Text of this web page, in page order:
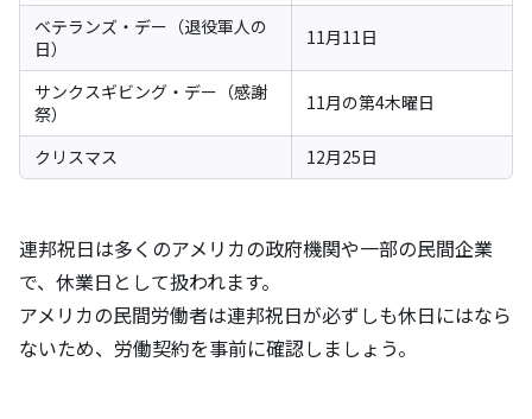
ベテランズ・デー（退役軍人の
日）
11月11日
サンクスギビング・デー（感謝
祭）
11月の第4木曜日
クリスマス 12月25日
連邦祝日は多くのアメリカの政府機関や一部の民間企業
で、休業日として扱われます。
アメリカの民間労働者は連邦祝日が必ずしも休日にはなら
ないため、労働契約を事前に確認しましょう。